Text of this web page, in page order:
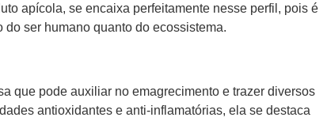
apícola, se encaixa perfeitamente nesse perfil, pois é
ser humano quanto do ecossistema.
que pode auxiliar no emagrecimento e trazer diversos
antioxidantes e anti-inflamatórias, ela se destaca